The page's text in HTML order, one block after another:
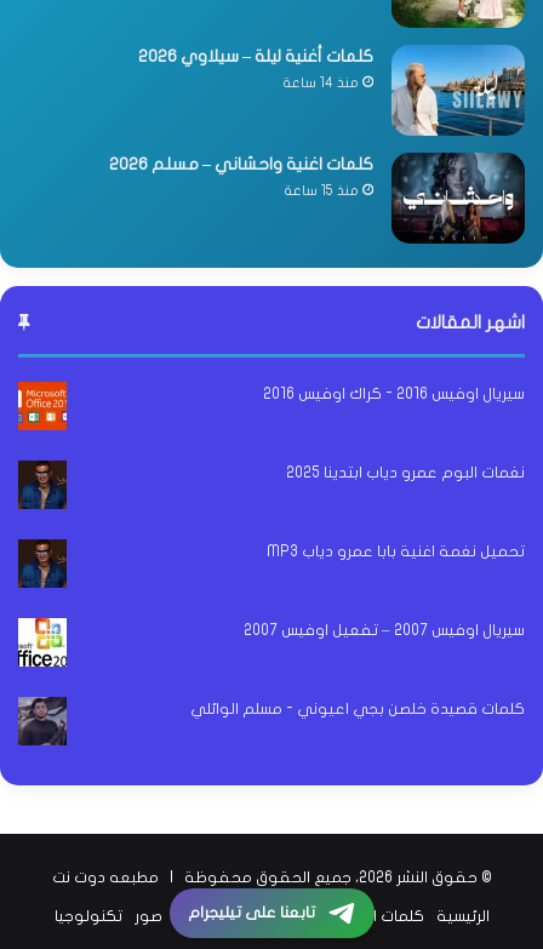
كلمات أغنية ليلة – سيلاوي 2026
منذ 14 ساعة
كلمات اغنية واحشاني – مسلم 2026
منذ 15 ساعة
اشهر المقالات
سيريال اوفيس 2016 - كراك اوفيس 2016
نغمات البوم عمرو دياب ابتدينا 2025
تحميل نغمة اغنية بابا عمرو دياب MP3
سيريال اوفيس 2007 – تفعيل اوفيس 2007
كلمات قصيدة خلصن بجي اعيوني - مسلم الوائلي
© حقوق النشر 2026، جميع الحقوق محفوظة | مطبعه دوت نت
الرئيسية كلمات اغاني اخبار الفن اخبار الرياضة صور تكنولوجيا تابعنا على تيليجرام